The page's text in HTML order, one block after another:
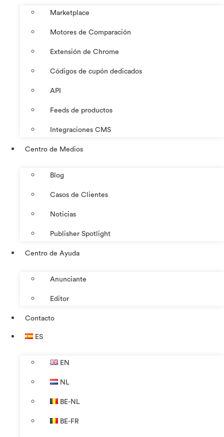
Marketplace
Motores de Comparación
Extensión de Chrome
Códigos de cupón dedicados
API
Feeds de productos
Integraciones CMS
Centro de Medios
Blog
Casos de Clientes
Noticias
Publisher Spotlight
Centro de Ayuda
Anunciante
Editor
Contacto
ES
EN
NL
BE-NL
BE-FR